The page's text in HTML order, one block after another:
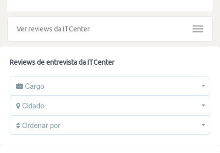
Ver reviews da ITCenter
Toggle
Reviews de entrevista da ITCenter
Cargo
Cidade
Ordenar por